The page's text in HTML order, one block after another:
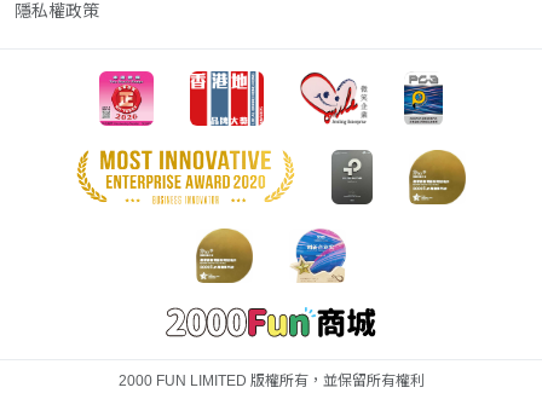
隱私權政策
2000 FUN LIMITED 版權所有，並保留所有權利